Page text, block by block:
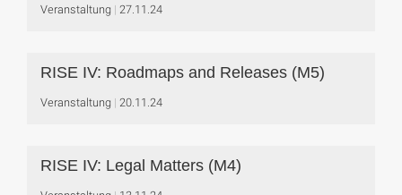
Veranstaltung 27.11.24
RISE IV: Roadmaps and Releases (M5)
Veranstaltung 20.11.24
RISE IV: Legal Matters (M4)